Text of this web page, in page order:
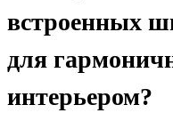
встроенных
для
интерьером?